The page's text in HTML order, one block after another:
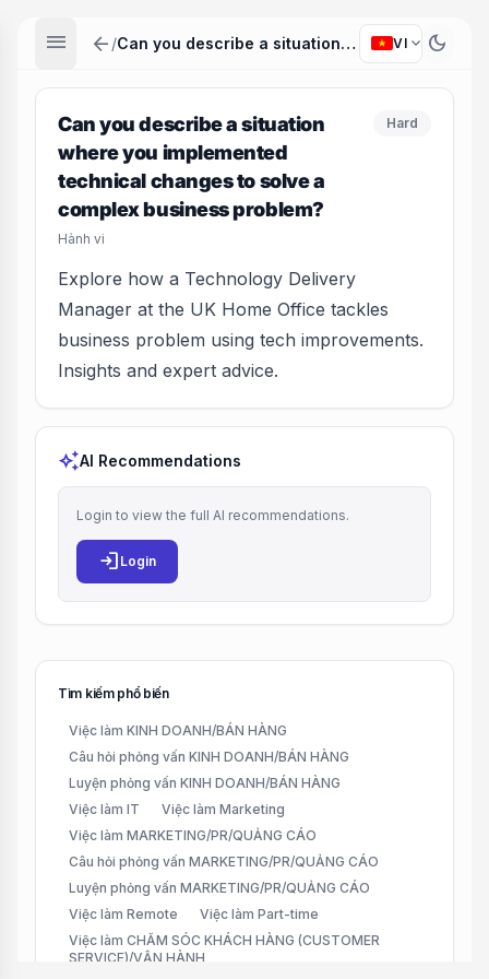
menu arrow_back / Can you describe a situation where you implemented technical changes to solve a complex business problem? VI expand_more dark_mode
Can you describe a situation
where you implemented
technical changes to solve a
complex business problem?
Hành vi
Hard
Explore how a Technology Delivery
Manager at the UK Home Office tackles
business problem using tech improvements.
Insights and expert advice.
auto_awesomeAI Recommendations
Login to view the full AI recommendations.
login Login
Tìm kiếm phổ biến
Việc làm KINH DOANH/BÁN HÀNG
Câu hỏi phỏng vấn KINH DOANH/BÁN HÀNG
Luyện phỏng vấn KINH DOANH/BÁN HÀNG
Việc làm IT
Việc làm Marketing
Việc làm MARKETING/PR/QUẢNG CÁO
Câu hỏi phỏng vấn MARKETING/PR/QUẢNG CÁO
Luyện phỏng vấn MARKETING/PR/QUẢNG CÁO
Việc làm Remote
Việc làm Part-time
Việc làm CHĂM SÓC KHÁCH HÀNG (CUSTOMER
SERVICE)/VẬN HÀNH